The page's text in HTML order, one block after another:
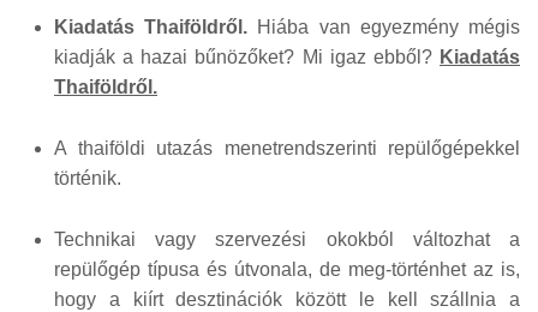
Kiadatás Thaiföldről. Hiába van egyezmény mégis
kiadják a hazai bűnözőket? Mi igaz ebből? Kiadatás
Thaiföldről.
A thaiföldi utazás menetrendszerinti repülőgépekkel
történik.
Technikai vagy szervezési okokból változhat a
repülőgép típusa és útvonala, de meg-történhet az is,
hogy a kiírt desztinációk között le kell szállnia a